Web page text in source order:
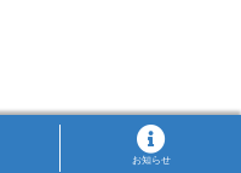
お知らせ